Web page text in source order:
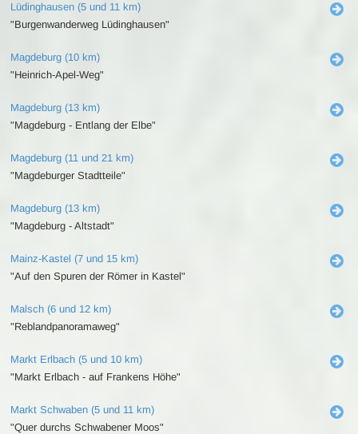
Lüdinghausen (5 und 11 km)
"Burgenwanderweg Lüdinghausen"
Magdeburg (10 km)
"Heinrich-Apel-Weg"
Magdeburg (13 km)
"Magdeburg - Entlang der Elbe"
Magdeburg (11 und 21 km)
"Magdeburger Stadtteile"
Magdeburg (13 km)
"Magdeburg - Altstadt"
Mainz-Kastel (7 und 15 km)
"Auf den Spuren der Römer in Kastel"
Malsch (6 und 12 km)
"Reblandpanoramaweg"
Markt Erlbach (5 und 10 km)
"Markt Erlbach - auf Frankens Höhe"
Markt Schwaben (5 und 11 km)
"Quer durchs Schwabener Moos"